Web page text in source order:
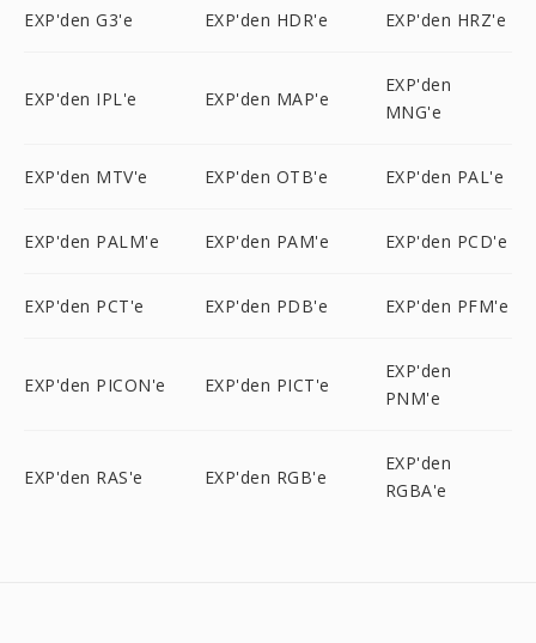
EXP'den G3'e EXP'den HDR'e EXP'den HRZ'e
EXP'den IPL'e EXP'den MAP'e
EXP'den
MNG'e
EXP'den MTV'e EXP'den OTB'e EXP'den PAL'e
EXP'den PALM'e EXP'den PAM'e EXP'den PCD'e
EXP'den PCT'e EXP'den PDB'e EXP'den PFM'e
EXP'den PICON'e EXP'den PICT'e
EXP'den
PNM'e
EXP'den RAS'e EXP'den RGB'e
EXP'den
RGBA'e